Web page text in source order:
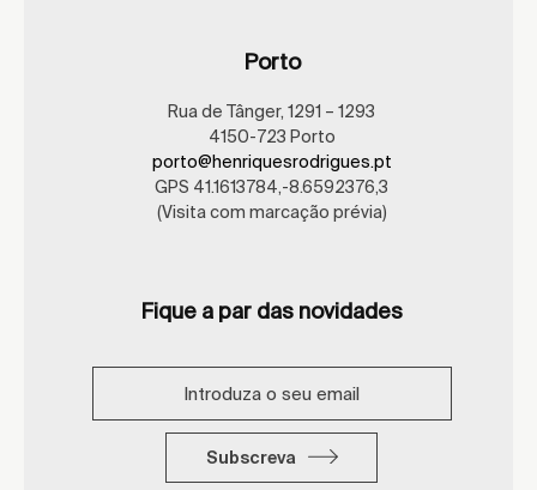
Porto
Rua de Tânger, 1291 – 1293
4150-723 Porto
porto@henriquesrodrigues.pt
GPS 41.1613784,-8.6592376,3
(Visita com marcação prévia)
Fique a par das novidades
Subscreva